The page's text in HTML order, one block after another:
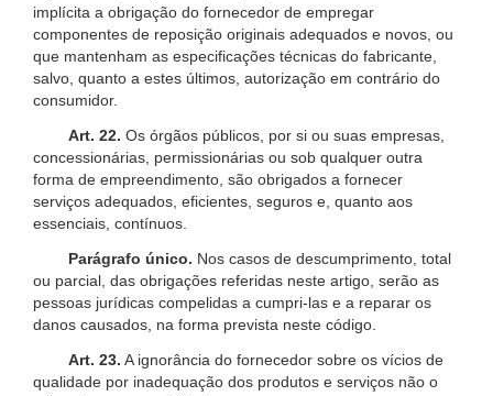
implícita a obrigação do fornecedor de empregar
componentes de reposição originais adequados e novos, ou
que mantenham as especificações técnicas do fabricante,
salvo, quanto a estes últimos, autorização em contrário do
consumidor.
Art. 22. Os órgãos públicos, por si ou suas empresas,
concessionárias, permissionárias ou sob qualquer outra
forma de empreendimento, são obrigados a fornecer
serviços adequados, eficientes, seguros e, quanto aos
essenciais, contínuos.
Parágrafo único. Nos casos de descumprimento, total
ou parcial, das obrigações referidas neste artigo, serão as
pessoas jurídicas compelidas a cumpri-las e a reparar os
danos causados, na forma prevista neste código.
Art. 23. A ignorância do fornecedor sobre os vícios de
qualidade por inadequação dos produtos e serviços não o